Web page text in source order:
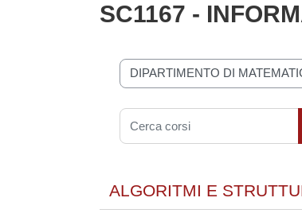
SC1167 -
Categorie di corso
Cerca corsi
ALGORITMI E